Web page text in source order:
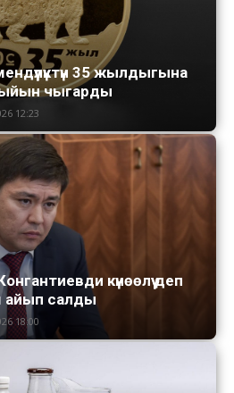
35 жылдыгына
чыгарды
12:23
күнөөлүү деп
айып салды
18:00